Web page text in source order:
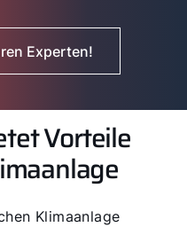
Experten!
Vorteile
Klimaanlage